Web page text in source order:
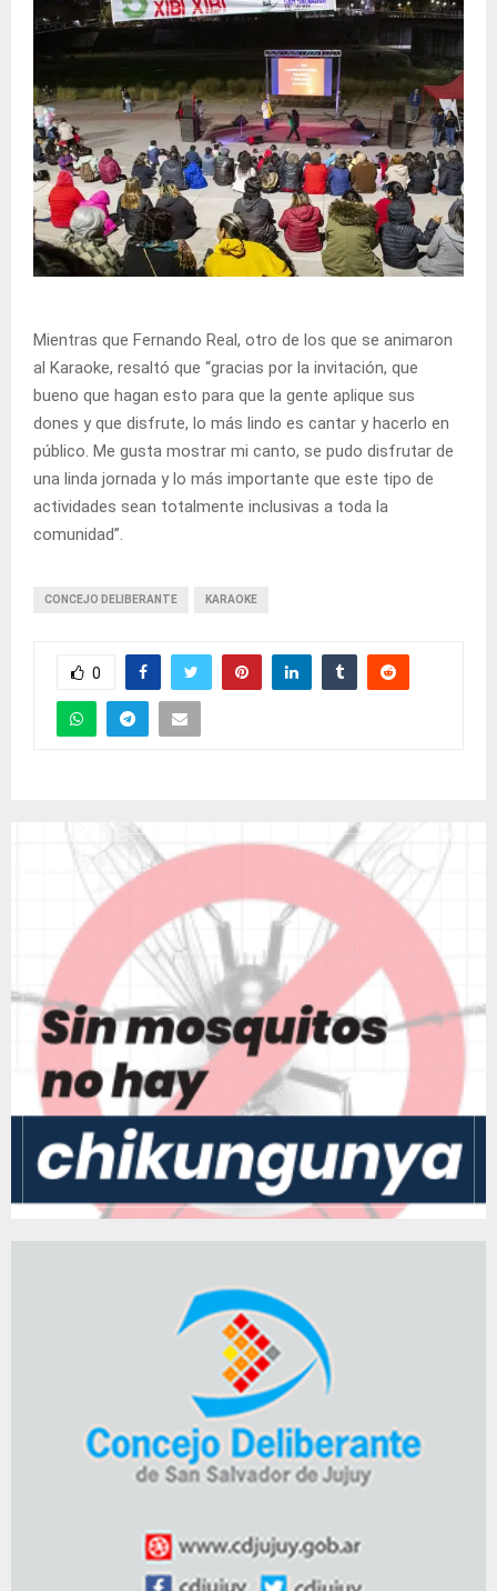
Mientras que Fernando Real, otro de los que se animaron
al Karaoke, resaltó que “gracias por la invitación, que
bueno que hagan esto para que la gente aplique sus
dones y que disfrute, lo más lindo es cantar y hacerlo en
público. Me gusta mostrar mi canto, se pudo disfrutar de
una linda jornada y lo más importante que este tipo de
actividades sean totalmente inclusivas a toda la
comunidad”.
CONCEJO DELIBERANTE KARAOKE
0